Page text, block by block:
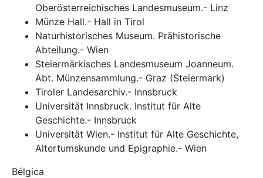
Oberösterreichisches Landesmuseum.- Linz
Münze Hall.- Hall in Tirol
Naturhistorisches Museum. Prähistorische
Abteilung.- Wien
Steiermärkisches Landesmuseum Joanneum.
Abt. Münzensammlung.- Graz (Steiermark)
Tiroler Landesarchiv.- Innsbruck
Universität Innsbruck. Institut für Alte
Geschichte.- Innsbruck
Universität Wien.- Institut für Alte Geschichte,
Altertumskunde und Epigraphie.- Wien
Bélgica